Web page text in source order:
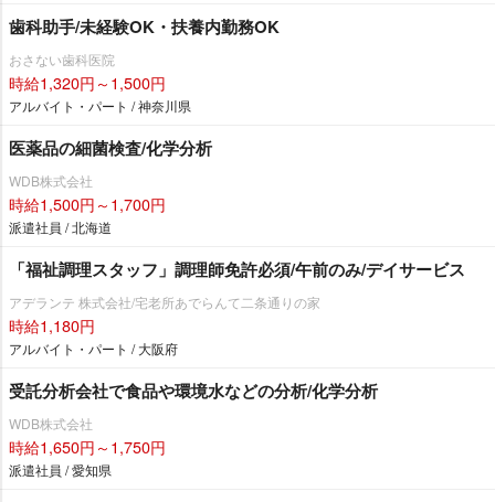
歯科助手/未経験OK・扶養内勤務OK
おさない歯科医院
時給1,320円～1,500円
アルバイト・パート / 神奈川県
医薬品の細菌検査/化学分析
WDB株式会社
時給1,500円～1,700円
派遣社員 / 北海道
「福祉調理スタッフ」調理師免許必須/午前のみ/デイサービス
アデランテ 株式会社/宅老所あでらんて二条通りの家
時給1,180円
アルバイト・パート / 大阪府
受託分析会社で食品や環境水などの分析/化学分析
WDB株式会社
時給1,650円～1,750円
派遣社員 / 愛知県